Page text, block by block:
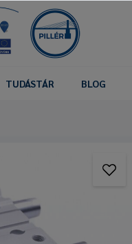
TUDÁSTÁR BLOG